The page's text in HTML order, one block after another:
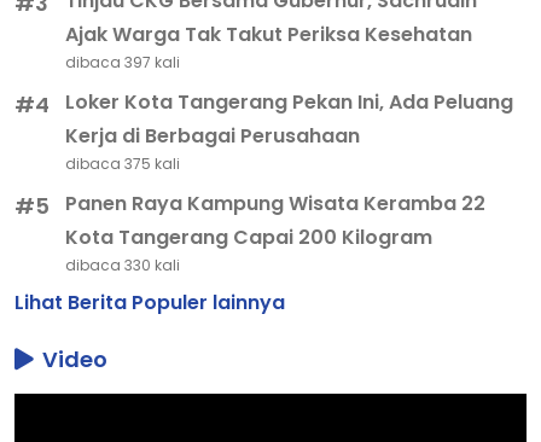
Ajak Warga Tak Takut Periksa Kesehatan
dibaca 397 kali
#4
Loker Kota Tangerang Pekan Ini, Ada Peluang
Kerja di Berbagai Perusahaan
dibaca 375 kali
#5
Panen Raya Kampung Wisata Keramba 22
Kota Tangerang Capai 200 Kilogram
dibaca 330 kali
Lihat Berita Populer lainnya
Video